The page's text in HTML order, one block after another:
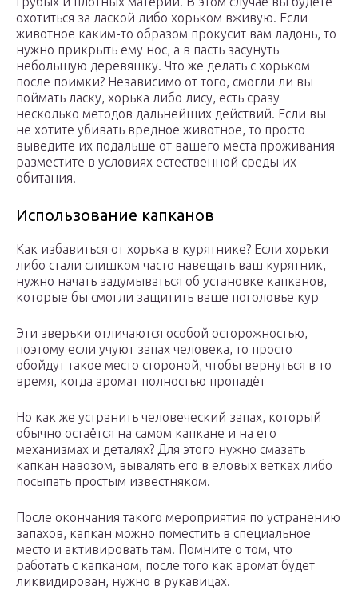
охотиться за лаской либо хорьком вживую. Если
животное каким-то образом прокусит вам ладонь, то
нужно прикрыть ему нос, а в пасть засунуть
небольшую деревяшку. Что же делать с хорьком
после поимки? Независимо от того, смогли ли вы
поймать ласку, хорька либо лису, есть сразу
несколько методов дальнейших действий. Если вы
не хотите убивать вредное животное, то просто
выведите их подальше от вашего места проживания
разместите в условиях естественной среды их
обитания.
Использование капканов
Как избавиться от хорька в курятнике? Если хорьки
либо стали слишком часто навещать ваш курятник,
нужно начать задумываться об установке капканов,
которые бы смогли защитить ваше поголовье кур
Эти зверьки отличаются особой осторожностью,
поэтому если учуют запах человека, то просто
обойдут такое место стороной, чтобы вернуться в то
время, когда аромат полностью пропадёт
Но как же устранить человеческий запах, который
обычно остаётся на самом капкане и на его
механизмах и деталях? Для этого нужно смазать
капкан навозом, вывалять его в еловых ветках либо
посыпать простым известняком.
После окончания такого мероприятия по устранению
запахов, капкан можно поместить в специальное
место и активировать там. Помните о том, что
работать с капканом, после того как аромат будет
ликвидирован, нужно в рукавицах.